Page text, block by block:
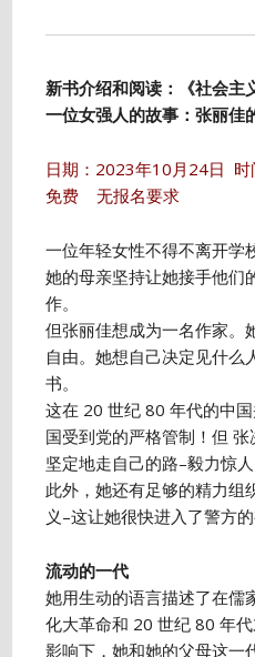
新书介绍和阅读：《社会主
一位女强人的故事：张丽佳
日期：2023年10月24日
免费 无报名要求
一位年轻女性不得不离开学
她的母亲坚持让她接手他们
作。
但张丽佳想成为一名作家。
自由。她想自己决定见什么
书。
这在 20 世纪 80 年代的中
国受到党的严格管制！但
坚定地走自己的路–毅力惊
此外，她还有足够的精力组
义–这让她很快进入了警方
流动的一代
她用生动的语言描述了在儒
化大革命和 20 世纪 80 年
影响下，她和她的父母这一